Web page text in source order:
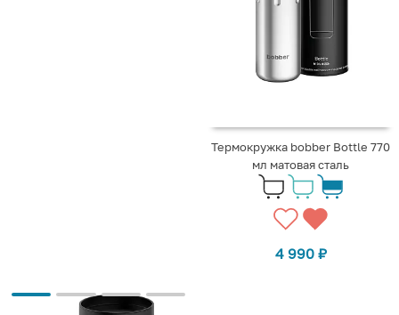
Термокружка bobber Bottle 770
мл матовая сталь
4 990 ₽